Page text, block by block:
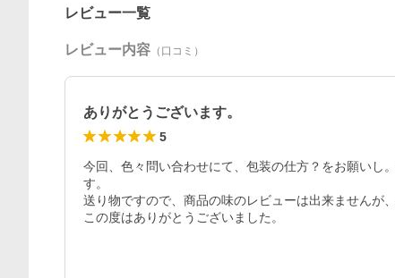
レビュー一覧
レビュー内容 （口コミ）
ありがとうございます。
5
今回、色々問い合わせにて、包装の仕方？をお願いし
す。
送り物ですので、商品の味のレビューは出来ませんが
この度はありがとうございました。